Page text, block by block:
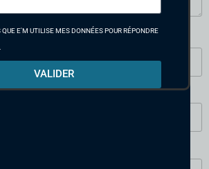
E'M UTILISE MES DONNÉES POUR RÉPONDRE
VALIDER